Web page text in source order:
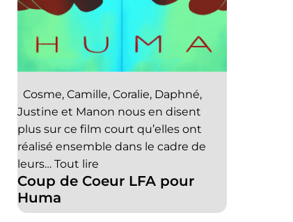
Coup de Coeur LFA pour
Huma
Cosme, Camille, Coralie, Daphné,
Justine et Manon nous en disent
plus sur ce film court qu’elles ont
réalisé ensemble dans le cadre de
leurs… Tout lire